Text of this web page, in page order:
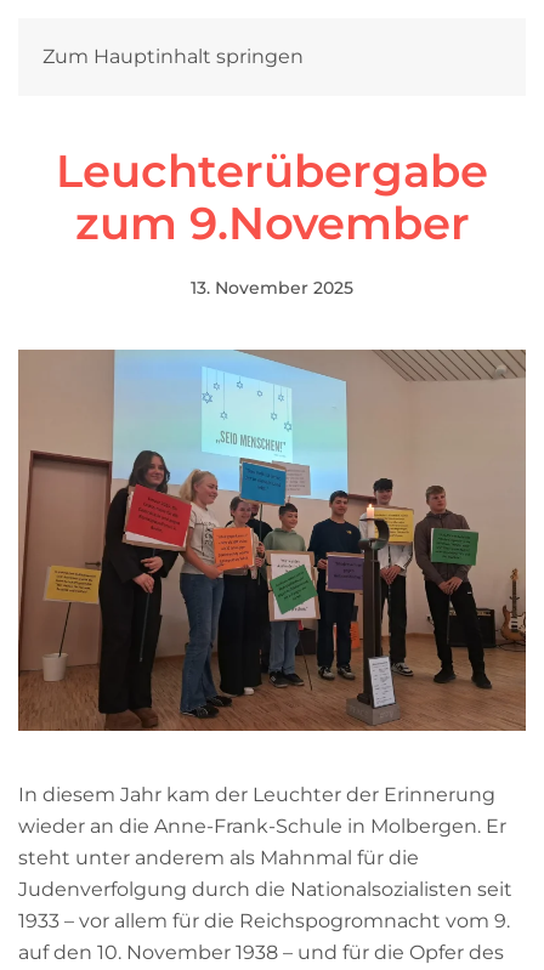
Zum Hauptinhalt springen
Leuchterübergabe
zum 9.November
13. November 2025
In diesem Jahr kam der Leuchter der Erinnerung
wieder an die Anne-Frank-Schule in Molbergen. Er
steht unter anderem als Mahnmal für die
Judenverfolgung durch die Nationalsozialisten seit
1933 – vor allem für die Reichspogromnacht vom 9.
auf den 10. November 1938 – und für die Opfer des